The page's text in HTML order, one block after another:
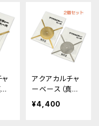
アクアカルチャ
ーベース（真鍮/
ステンレスセッ
¥4,400